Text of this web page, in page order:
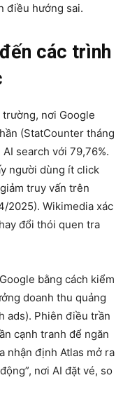
điều hướng sai.
các trình
trường, nơi Google
(StatCounter tháng
search với 79,76%.
người dùng ít click
truy vấn trên
2025). Wikimedia xác
đổi thói quen tra
bằng cách kiểm
doanh thu quảng
ads). Phiên điều trần
cạnh tranh để ngăn
nhận định Atlas mở ra
nơi AI đặt vé, so